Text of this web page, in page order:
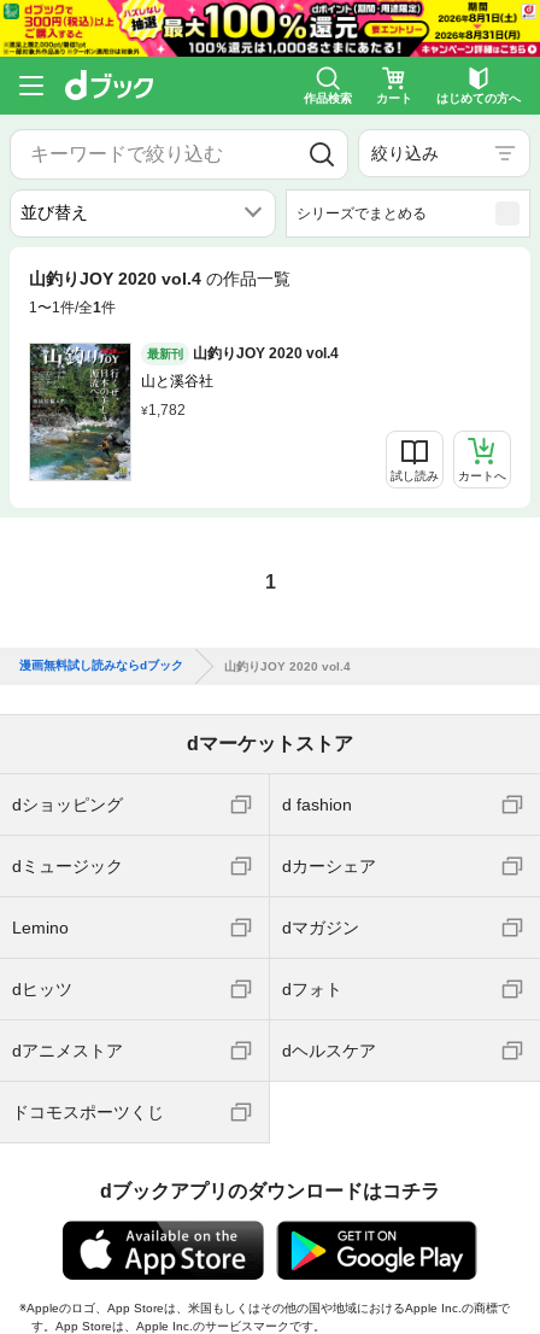
作品検索 カート はじめての方へ
絞り込み
シリーズでまとめる
山釣りJOY 2020 vol.4 の作品一覧
1〜1件/全1件
最新刊
山釣りJOY 2020 vol.4
山と溪谷社
1,782
試し読み カートへ
1
漫画無料試し読みならdブック 山釣りJOY 2020 vol.4
dマーケットストア
dショッピング d fashion
dミュージック dカーシェア
Lemino dマガジン
dヒッツ dフォト
dアニメストア dヘルスケア
ドコモスポーツくじ
dブックアプリのダウンロードはコチラ
Appleのロゴ、App Storeは、米国もしくはその他の国や地域におけるApple Inc.の商標で
す。App Storeは、Apple Inc.のサービスマークです。